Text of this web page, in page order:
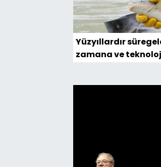
Yüzyıllardır
zamana ve